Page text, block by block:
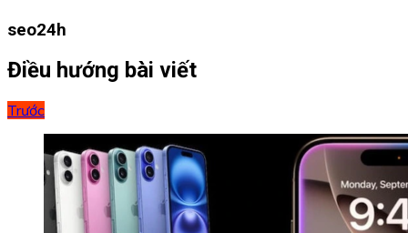
seo24h
Điều hướng bài viết
Trước